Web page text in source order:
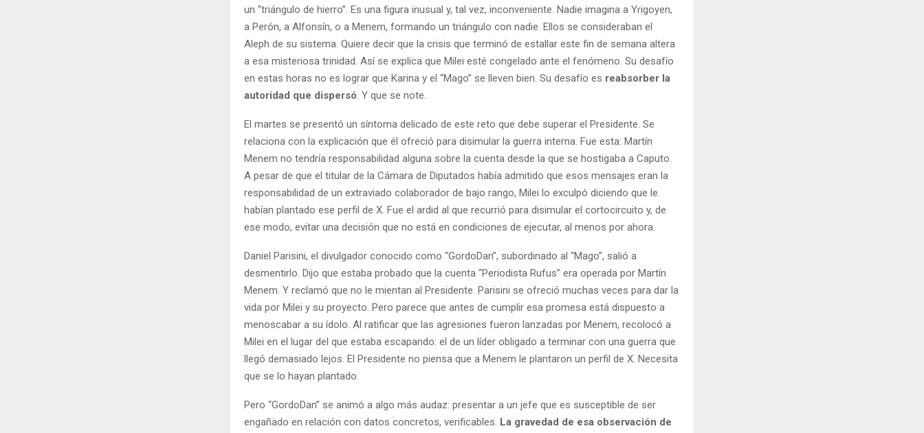
un “triángulo de hierro”. Es una figura inusual y, tal vez, inconveniente. Nadie imagina a Yrigoyen,
a Perón, a Alfonsín, o a Menem, formando un triángulo con nadie. Ellos se consideraban el
Aleph de su sistema. Quiere decir que la crisis que terminó de estallar este fin de semana altera
a esa misteriosa trinidad. Así se explica que Milei esté congelado ante el fenómeno. Su desafío
en estas horas no es lograr que Karina y el “Mago” se lleven bien. Su desafío es reabsorber la
autoridad que dispersó. Y que se note.
El martes se presentó un síntoma delicado de este reto que debe superar el Presidente. Se
relaciona con la explicación que él ofreció para disimular la guerra interna. Fue esta: Martín
Menem no tendría responsabilidad alguna sobre la cuenta desde la que se hostigaba a Caputo.
A pesar de que el titular de la Cámara de Diputados había admitido que esos mensajes eran la
responsabilidad de un extraviado colaborador de bajo rango, Milei lo exculpó diciendo que le
habían plantado ese perfil de X. Fue el ardid al que recurrió para disimular el cortocircuito y, de
ese modo, evitar una decisión que no está en condiciones de ejecutar, al menos por ahora.
Daniel Parisini, el divulgador conocido como “GordoDan”, subordinado al “Mago”, salió a
desmentirlo. Dijo que estaba probado que la cuenta “Periodista Rufus” era operada por Martín
Menem. Y reclamó que no le mientan al Presidente. Parisini se ofreció muchas veces para dar la
vida por Milei y su proyecto. Pero parece que antes de cumplir esa promesa está dispuesto a
menoscabar a su ídolo. Al ratificar que las agresiones fueron lanzadas por Menem, recolocó a
Milei en el lugar del que estaba escapando: el de un líder obligado a terminar con una guerra que
llegó demasiado lejos. El Presidente no piensa que a Menem le plantaron un perfil de X. Necesita
que se lo hayan plantado.
Pero “GordoDan” se animó a algo más audaz: presentar a un jefe que es susceptible de ser
engañado en relación con datos concretos, verificables. La gravedad de esa observación de